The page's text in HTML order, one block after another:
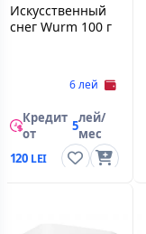
Искусственный
снег Wurm 100 г
6 лей
Кредит
от
5лей/
мес
120